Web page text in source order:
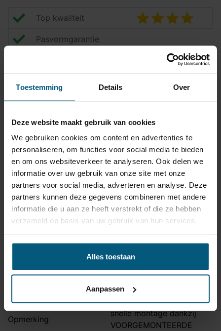
Toestemming Details Over
Deze website maakt gebruik van cookies
We gebruiken cookies om content en advertenties te
personaliseren, om functies voor social media te bieden
en om ons websiteverkeer te analyseren. Ook delen we
informatie over uw gebruik van onze site met onze
partners voor social media, adverteren en analyse. Deze
partners kunnen deze gegevens combineren met andere
informatie die u aan ze heeft verstrekt of die ze hebben
verzameld op basis van uw gebruik van hun services.
Alles toestaan
Aanpassen
Top kwaliteit
Pasvormgarantie
Klantbeoordeling
Kabelset specificatie
Artikelnummer
Unikit 7
7 polig
Kabelset type
Universeel met module
Stekkeraansluiting
Zonder originele
connectoren
Parkeersensoren
Nee
Vrijschakelen nodig
Nee
45-60 min.
Opmerking
Ook LED verlichting |
snelle montage dankzij
VOORGEMONTEERDE